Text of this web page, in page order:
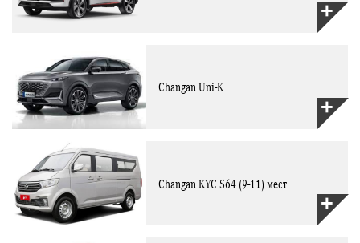
Changan Uni-K
Changan KYC S64 (9-11) мест